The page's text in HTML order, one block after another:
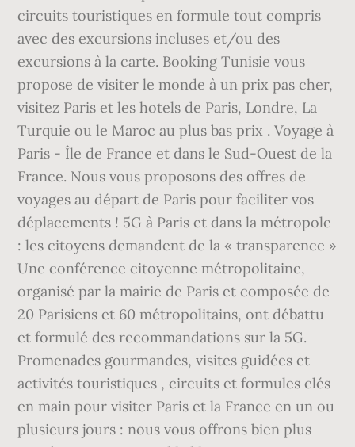
circuits touristiques en formule tout compris
avec des excursions incluses et/ou des
excursions à la carte. Booking Tunisie vous
propose de visiter le monde à un prix pas cher,
visitez Paris et les hotels de Paris, Londre, La
Turquie ou le Maroc au plus bas prix . Voyage à
Paris - Île de France et dans le Sud-Ouest de la
France. Nous vous proposons des offres de
voyages au départ de Paris pour faciliter vos
déplacements ! 5G à Paris et dans la métropole
: les citoyens demandent de la « transparence »
Une conférence citoyenne métropolitaine,
organisé par la mairie de Paris et composée de
20 Parisiens et 60 métropolitains, ont débattu
et formulé des recommandations sur la 5G.
Promenades gourmandes, visites guidées et
activités touristiques , circuits et formules clés
en main pour visiter Paris et la France en un ou
plusieurs jours : nous vous offrons bien plus